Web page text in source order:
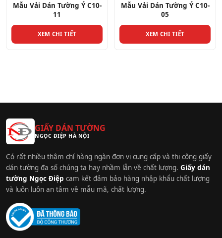
Mẫu Vải Dán Tường Ý C10-
05
XEM CHI TIẾT
Mẫu Vải Dán Tường Ý C10-
29
XEM CHI TIẾT
GIẤY DÁN TƯỜNG
NGỌC ĐIỆP HÀ NỘI
Có rất nhiều thậm chí hàng ngàn đơn vị cung cấp và thi công giấy
dán tường đa số chúng ta hay nhầm lẫn về chất lượng. Giấy dán
tường Ngọc Điệp cam kết đảm bảo hàng nhập khẩu chất lượng
và luôn luôn an tâm về mẫu mã, chất lượng.